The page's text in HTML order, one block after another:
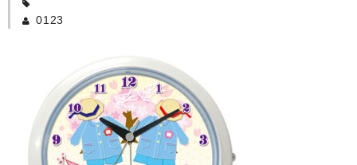
カード付フォトフレームクロック(集合)
目覚まし時計(集合＋個別)
メロディ時計(集合)
0123